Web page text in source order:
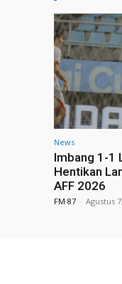
News
Imbang 1-1
Hentikan
AFF 2026
FM 87 - Agustus